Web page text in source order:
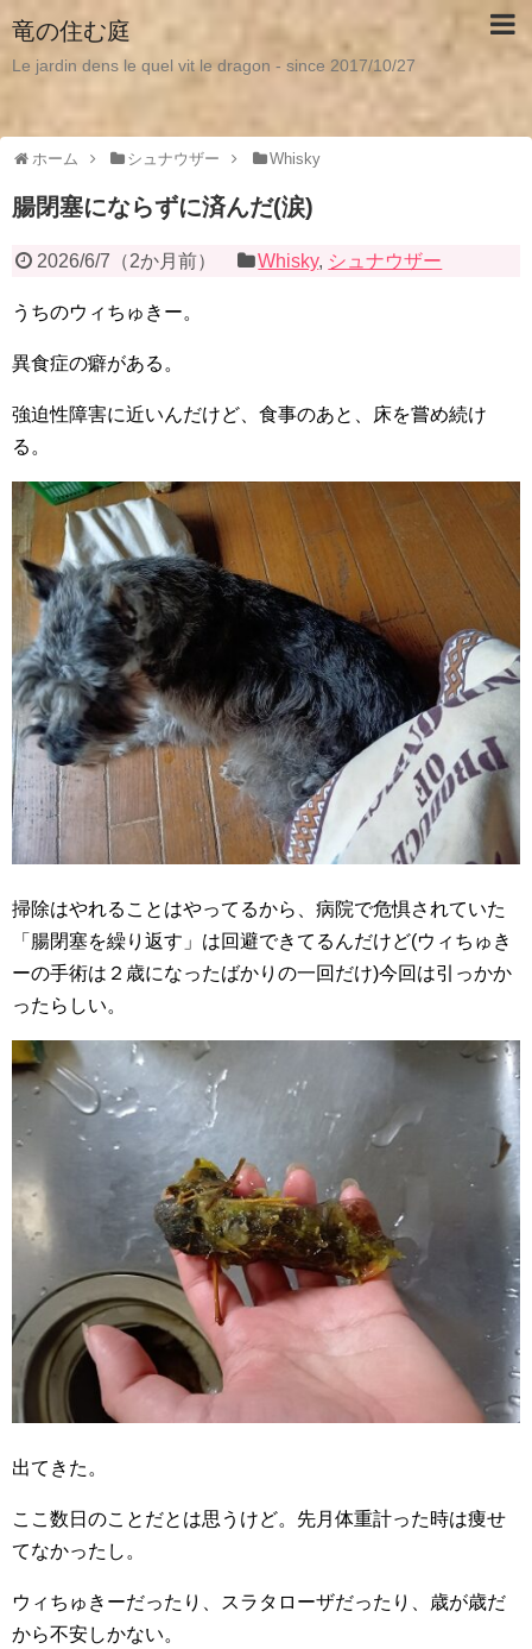
竜の住む庭
Le jardin dens le quel vit le dragon - since 2017/10/27
ホーム シュナウザー Whisky
腸閉塞にならずに済んだ(涙)
2026/6/7 （2か月前） Whisky, シュナウザー
うちのウィちゅきー。
異食症の癖がある。
強迫性障害に近いんだけど、食事のあと、床を嘗め続け
る。
掃除はやれることはやってるから、病院で危惧されていた
「腸閉塞を繰り返す」は回避できてるんだけど(ウィちゅき
ーの手術は２歳になったばかりの一回だけ)今回は引っかか
ったらしい。
出てきた。
ここ数日のことだとは思うけど。先月体重計った時は痩せ
てなかったし。
ウィちゅきーだったり、スラタローザだったり、歳が歳だ
から不安しかない。